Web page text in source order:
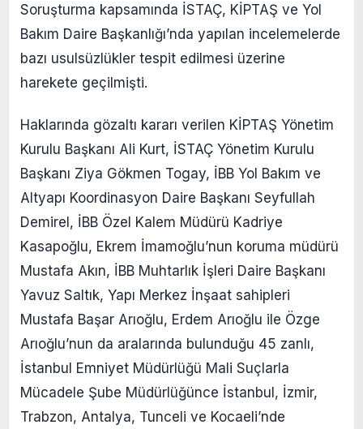
Soruşturma kapsamında İSTAÇ, KİPTAŞ ve Yol
Bakım Daire Başkanlığı’nda yapılan incelemelerde
bazı usulsüzlükler tespit edilmesi üzerine
harekete geçilmişti.
Haklarında gözaltı kararı verilen KİPTAŞ Yönetim
Kurulu Başkanı Ali Kurt, İSTAÇ Yönetim Kurulu
Başkanı Ziya Gökmen Togay, İBB Yol Bakım ve
Altyapı Koordinasyon Daire Başkanı Seyfullah
Demirel, İBB Özel Kalem Müdürü Kadriye
Kasapoğlu, Ekrem İmamoğlu’nun koruma müdürü
Mustafa Akın, İBB Muhtarlık İşleri Daire Başkanı
Yavuz Saltık, Yapı Merkez İnşaat sahipleri
Mustafa Başar Arıoğlu, Erdem Arıoğlu ile Özge
Arıoğlu’nun da aralarında bulunduğu 45 zanlı,
İstanbul Emniyet Müdürlüğü Mali Suçlarla
Mücadele Şube Müdürlüğünce İstanbul, İzmir,
Trabzon, Antalya, Tunceli ve Kocaeli’nde